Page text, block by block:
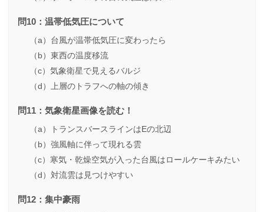
問10：温帯低気圧について
（a）台風が温帯低気圧に変わったら
（b）東西の温度移流
（c）気象衛星で見えるバルジ
（d）上層のトラフへの軸の傾き
問11：気象衛星画像を読む！
（a）トランスバースラインはEの北辺
（b）強風軸に伴って現れる雲
（c）寒気・乾燥空気が入った台風はロールケーキみたい
（d）対流雲は見つけやすい
問12：集中豪雨